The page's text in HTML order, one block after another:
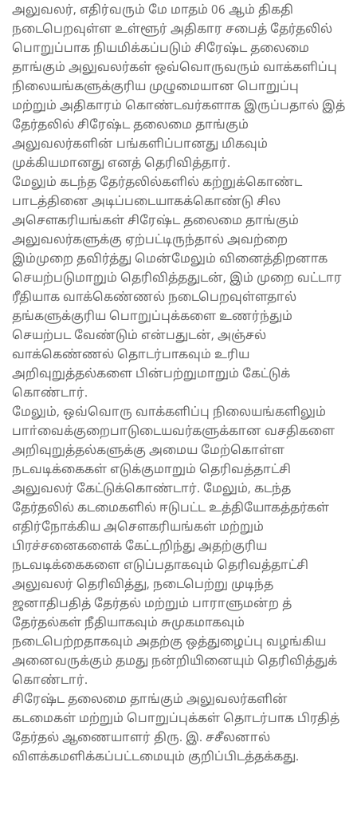
அலுவலர், எதிர்வரும் மே மாதம் 06 ஆம் திகதி
நடைபெறவுள்ள உள்ளூர் அதிகார சபைத் தேர்தலில்
பொறுப்பாக நியமிக்கப்படும் சிரேஷ்ட தலைமை
தாங்கும் அலுவலர்கள் ஒவ்வொருவரும் வாக்களிப்பு
நிலையங்களுக்குரிய முழுமையான பொறுப்பு
மற்றும் அதிகாரம் கொண்டவர்களாக இருப்பதால் இத்
தேர்தலில் சிரேஷ்ட தலைமை தாங்கும்
அலுவலர்களின் பங்களிப்பானது மிகவும்
முக்கியமானது எனத் தெரிவித்தார்.
மேலும் கடந்த தேர்தலில்களில் கற்றுக்கொண்ட
பாடத்தினை அடிப்படையாகக்கொண்டு சில
அசெளகரியங்கள் சிரேஷ்ட தலைமை தாங்கும்
அலுவலர்களுக்கு ஏற்பட்டிருந்தால் அவற்றை
இம்முறை தவிர்த்து மென்மேலும் வினைத்திறனாக
செயற்படுமாறும் தெரிவித்ததுடன், இம் முறை வட்டார
ரீதியாக வாக்கெண்ணல் நடைபெறவுள்ளதால்
தங்களுக்குரிய பொறுப்புக்களை உணர்ந்தும்
செயற்பட வேண்டும் என்பதுடன், அஞ்சல்
வாக்கெண்ணல் தொடர்பாகவும் உரிய
அறிவுறுத்தல்களை பின்பற்றுமாறும் கேட்டுக்
கொண்டார்.
மேலும், ஒவ்வொரு வாக்களிப்பு நிலையங்களிலும்
பாா்வைக்குறைபாடுடையவர்களுக்கான வசதிகளை
அறிவுறுத்தல்களுக்கு அமைய மேற்கொள்ள
நடவடிக்கைகள் எடுக்குமாறும் தெரிவத்தாட்சி
அலுவலர் கேட்டுக்கொண்டார். மேலும், கடந்த
தேர்தலில் கடமைகளில் ஈடுபட்ட உத்தியோகத்தர்கள்
எதிர்நோக்கிய அசெளகரியங்கள் மற்றும்
பிரச்சனைகளைக் கேட்டறிந்து அதற்குரிய
நடவடிக்கைகளை எடுப்பதாகவும் தெரிவத்தாட்சி
அலுவலர் தெரிவித்து, நடைபெற்று முடிந்த
ஜனாதிபதித் தேர்தல் மற்றும் பாராளுமன்ற த்
தேர்தல்கள் நீதியாகவும் சுமுகமாகவும்
நடைபெற்றதாகவும் அதற்கு ஒத்துழைப்பு வழங்கிய
அனைவருக்கும் தமது நன்றியினையும் தெரிவித்துக்
கொண்டார்.
சிரேஷ்ட தலைமை தாங்கும் அலுவலர்களின்
கடமைகள் மற்றும் பொறுப்புக்கள் தொடர்பாக பிரதித்
தேர்தல் ஆணையாளர் திரு. இ. சசீலனால்
விளக்கமளிக்கப்பட்டமையும் குறிப்பிடத்தக்கது.